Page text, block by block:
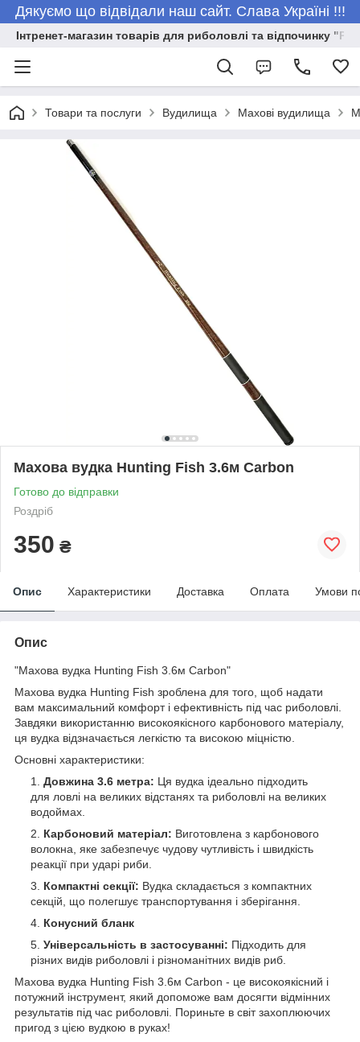
Дякуємо що відвідали наш сайт. Слава Україні !!!
Інтренет-магазин товарів для риболовлі та відпочинку
Товари та послуги Вудилища Махові вудилища
Махова вудка Hunting Fish 3.6м Carbon
Готово до відправки
Роздріб
350 ₴
Опис Характеристики Доставка Оплата Умови
Опис
"Махова вудка Hunting Fish 3.6м Carbon"
Махова вудка Hunting Fish зроблена для того, щоб надати
вам максимальний комфорт і ефективність під час риболовлі.
Завдяки використанню високоякісного карбонового матеріалу,
ця вудка відзначається легкістю та високою міцністю.
Основні характеристики:
Довжина 3.6 метра: Ця вудка ідеально підходить
для ловлі на великих відстанях та риболовлі на великих
водоймах.
Карбоновий матеріал: Виготовлена з карбонового
волокна, яке забезпечує чудову чутливість і швидкість
реакції при ударі риби.
Компактні секції: Вудка складається з компактних
секцій, що полегшує транспортування і зберігання.
Конусний бланк
Універсальність в застосуванні: Підходить для
різних видів риболовлі і різноманітних видів риб.
Махова вудка Hunting Fish 3.6м Carbon - це високоякісний і
потужний інструмент, який допоможе вам досягти відмінних
результатів під час риболовлі. Пориньте в світ захоплюючих
пригод з цією вудкою в руках!